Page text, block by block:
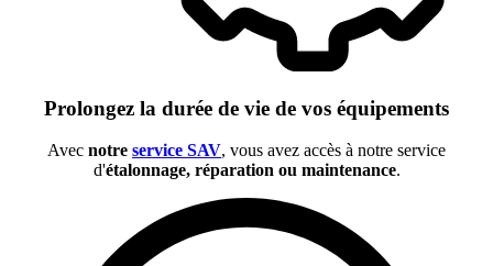
Prolongez la durée de vie de vos équipements
Avec notre service SAV, vous avez accès à notre service
d'étalonnage, réparation ou maintenance.